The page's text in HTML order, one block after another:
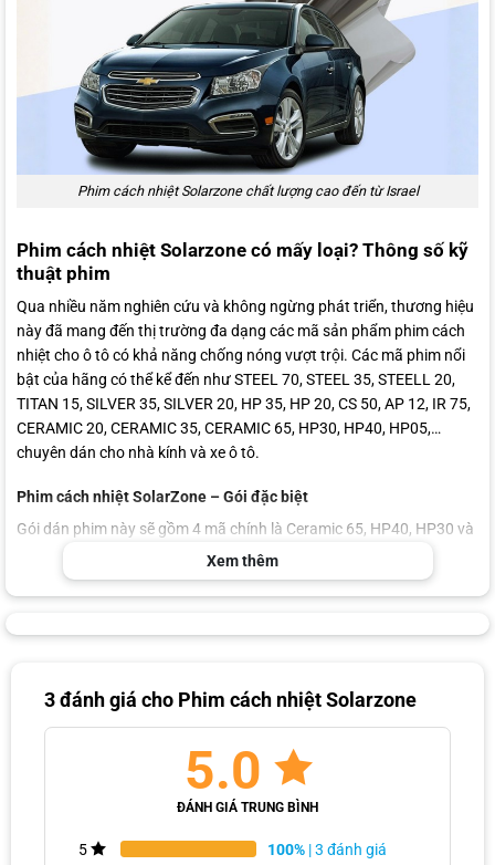
Phim cách nhiệt Solarzone chất lượng cao đến từ Israel
Phim cách nhiệt Solarzone có mấy loại? Thông số kỹ
thuật phim
Qua nhiều năm nghiên cứu và không ngừng phát triển, thương hiệu
này đã mang đến thị trường đa dạng các mã sản phẩm phim cách
nhiệt cho ô tô có khả năng chống nóng vượt trội. Các mã phim nổi
bật của hãng có thể kể đến như STEEL 70, STEEL 35, STEELL 20,
TITAN 15, SILVER 35, SILVER 20, HP 35, HP 20, CS 50, AP 12, IR 75,
CERAMIC 20, CERAMIC 35, CERAMIC 65, HP30, HP40, HP05,…
chuyên dán cho nhà kính và xe ô tô.
Phim cách nhiệt SolarZone – Gói đặc biệt
Gói dán phim này sẽ gồm 4 mã chính là Ceramic 65, HP40, HP30 và
HP05. Các mã phim này đảm bảo khả năng cách nhiệt, loại bỏ các
tia có hại trong ánh nắng mặt trời (tia UV, hồng ngoại,…) và tỷ lệ
truyền sáng tốt. Tham khảo thêm thông số kỹ thuật phim cách
Mã phim
65
HP40
Tỷ lệ truyền sáng 5%
>99%
Xem thêm
3 đánh giá cho Phim cách nhiệt Solarzone
5.0
ĐÁNH GIÁ TRUNG BÌNH
5 100% | 3 đánh giá